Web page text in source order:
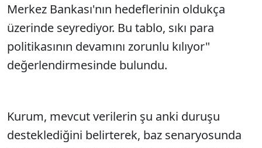
Merkez Bankası'nın hedeflerinin oldukça
üzerinde seyrediyor. Bu tablo, sıkı para
politikasının devamını zorunlu kılıyor"
değerlendirmesinde bulundu.
Kurum, mevcut verilerin şu anki duruşu
desteklediğini belirterek, baz senaryosunda